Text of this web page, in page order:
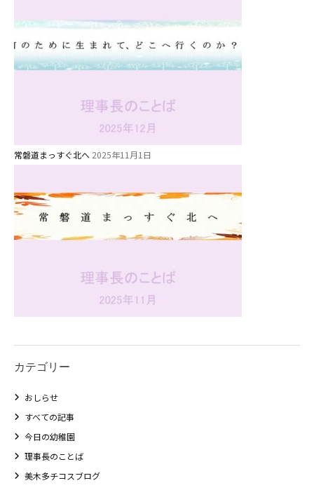
常磐道まっすぐ北へ 2025年11月1日
カテゴリー
おしらせ
すべての記事
今日の幼稚園
理事長のことば
美木多チコスブログ